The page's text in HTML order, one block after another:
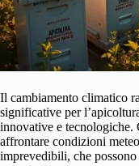
Il cambiamento climatico
significative per
innovative e
affrontare condizioni
imprevedibili, che